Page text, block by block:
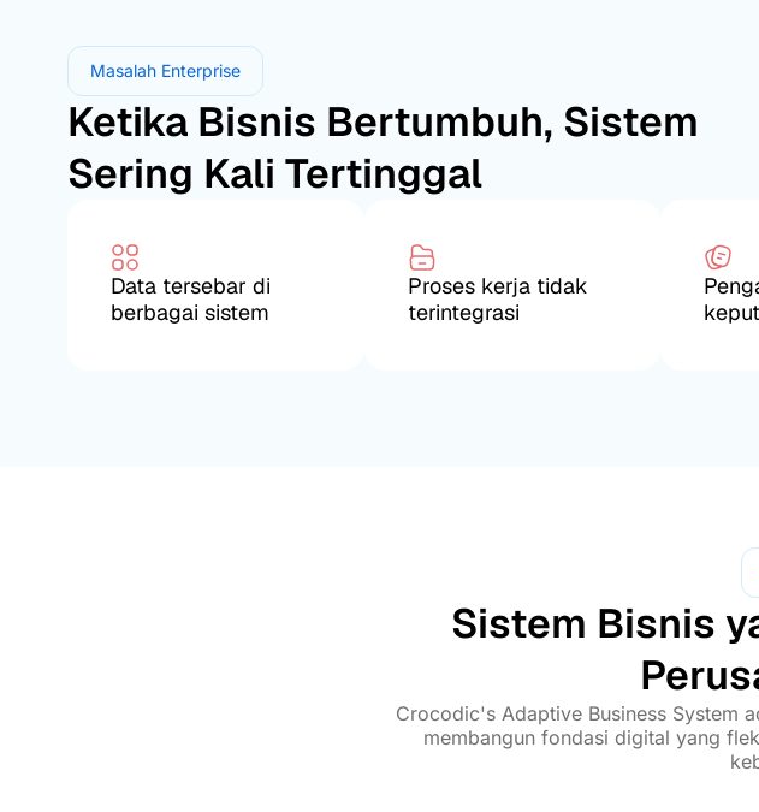
Masalah Enterprise
Ketika Bisnis Bertumbuh, Sistem
Sering Kali Tertinggal
Data tersebar di
berbagai sistem
Proses kerja tidak
terintegrasi
Sistem Bisnis
Crocodic's Adaptive Business System
membangun fondasi digital yang